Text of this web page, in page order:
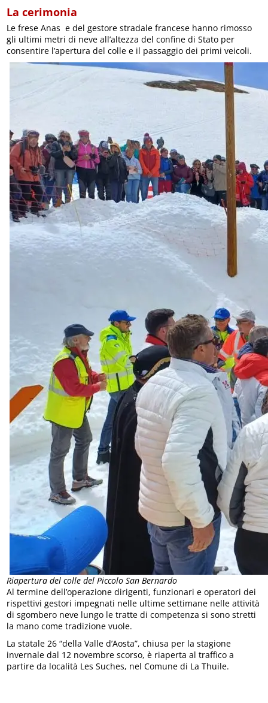
La cerimonia
Le frese Anas e del gestore stradale francese hanno rimosso
gli ultimi metri di neve all’altezza del confine di Stato per
consentire l’apertura del colle e il passaggio dei primi veicoli.
Riapertura del colle del Piccolo San Bernardo
Al termine dell’operazione dirigenti, funzionari e operatori dei
rispettivi gestori impegnati nelle ultime settimane nelle attività
di sgombero neve lungo le tratte di competenza si sono stretti
la mano come tradizione vuole.
La statale 26 “della Valle d’Aosta”, chiusa per la stagione
invernale dal 12 novembre scorso, è riaperta al traffico a
partire da località Les Suches, nel Comune di La Thuile.